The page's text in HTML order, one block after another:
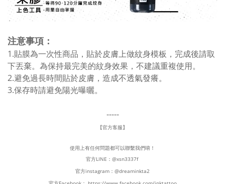
注意事項：
1.貼膜為一次性商品，貼於皮膚上做紋身模板，完成後請取
下丟棄。為保持最完美的紋身效果，不建議重複使用。
2.避免過長時間貼於皮膚，造成不透氣發癢。
3.保存時請避免陽光曝曬。
-----
【官方客服】
使用上有任何問題都可以聯繫我們唷！
官方LINE： @xsn3337f
官方instagram： @dreaminkta2